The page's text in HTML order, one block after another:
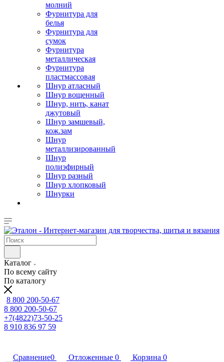
молний
Фурнитура для
белья
Фурнитура для
сумок
Фурнитура
металлическая
Фурнитура
пластмассовая
Шнур атласный
Шнур вощенный
Шнур, нить, канат
джутовый
Шнур замшевый,
кож.зам
Шнур
металлизированный
Шнур
полиэфирный
Шнур разный
Шнур хлопковый
Шнурки
Каталог
По всему сайту
По каталогу
8 800 200-50-67
8 800 200-50-67
+7(4822)73-50-25
8 910 836 97 59
Сравнение0 Отложенные 0 Корзина 0